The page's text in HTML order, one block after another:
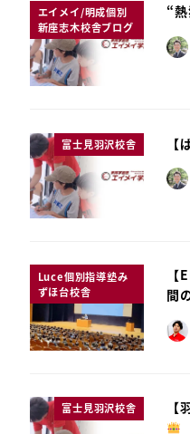
エイメイ/明成個別
新座志木校舎ブログ
“
富士見羽沢校舎
Luce個別指導塾み
ずほ台校舎
間
富士見羽沢校舎